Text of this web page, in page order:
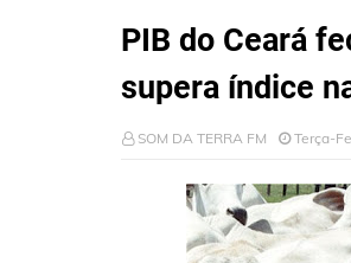
PIB do Ceará
supera índice
SOM DA TERRA FM Terça-